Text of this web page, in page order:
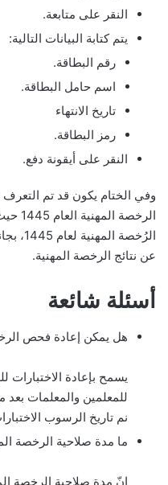
النقر على متابعة.
يتم كتابة البيانات التالية:
رقم البطاقة.
اسم حامل البطاقة.
تاريخ الانتهاء
رمز البطاقة.
النقر على أيقونة دفع.
وفي الختام يكون قد تم
الرُخصة
عن نتائج الرخصة المهنية.
أسئلة شائعة
هل يمكن إعادة فحص
يسمح بإعادة الاختبارات
للمعلمين والمعلمات
نم تاريخ الرسوب
ما مدة صلاحية الرخصة
إنّ مدة صلاحية الرخصة